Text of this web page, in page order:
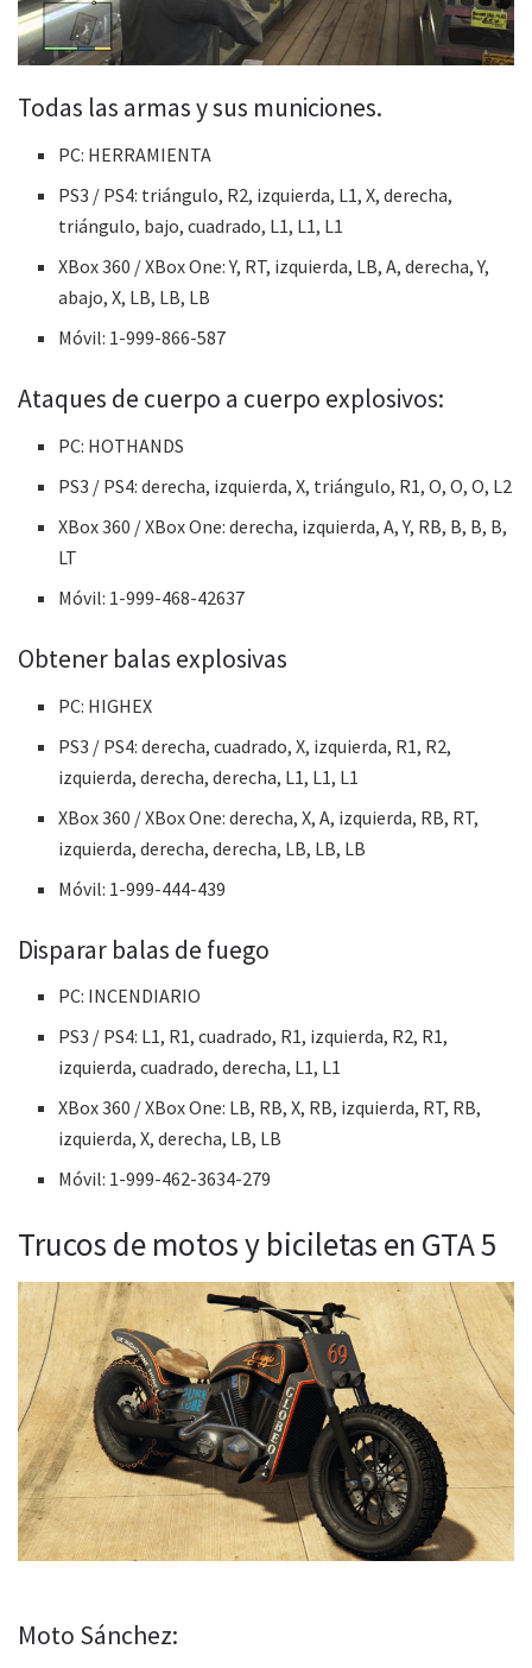
Todas las armas y sus municiones.
PC: HERRAMIENTA
PS3 / PS4: triángulo, R2, izquierda, L1, X, derecha,
triángulo, bajo, cuadrado, L1, L1, L1
XBox 360 / XBox One: Y, RT, izquierda, LB, A, derecha, Y,
abajo, X, LB, LB, LB
Móvil: 1-999-866-587
Ataques de cuerpo a cuerpo explosivos:
PC: HOTHANDS
PS3 / PS4: derecha, izquierda, X, triángulo, R1, O, O, O, L2
XBox 360 / XBox One: derecha, izquierda, A, Y, RB, B, B, B,
LT
Móvil: 1-999-468-42637
Obtener balas explosivas
PC: HIGHEX
PS3 / PS4: derecha, cuadrado, X, izquierda, R1, R2,
izquierda, derecha, derecha, L1, L1, L1
XBox 360 / XBox One: derecha, X, A, izquierda, RB, RT,
izquierda, derecha, derecha, LB, LB, LB
Móvil: 1-999-444-439
Disparar balas de fuego
PC: INCENDIARIO
PS3 / PS4: L1, R1, cuadrado, R1, izquierda, R2, R1,
izquierda, cuadrado, derecha, L1, L1
XBox 360 / XBox One: LB, RB, X, RB, izquierda, RT, RB,
izquierda, X, derecha, LB, LB
Móvil: 1-999-462-3634-279
Trucos de motos y biciletas en GTA 5
Moto Sánchez: